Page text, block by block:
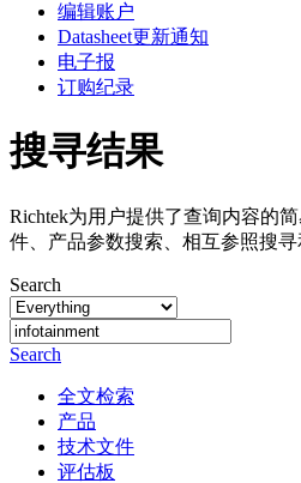
编辑账户
Datasheet更新通知
电子报
订购纪录
搜寻结果
Richtek为用户提供了查询内容的
件、产品参数搜索、相互参照搜寻
Search
Search
全文检索
产品
技术文件
评估板